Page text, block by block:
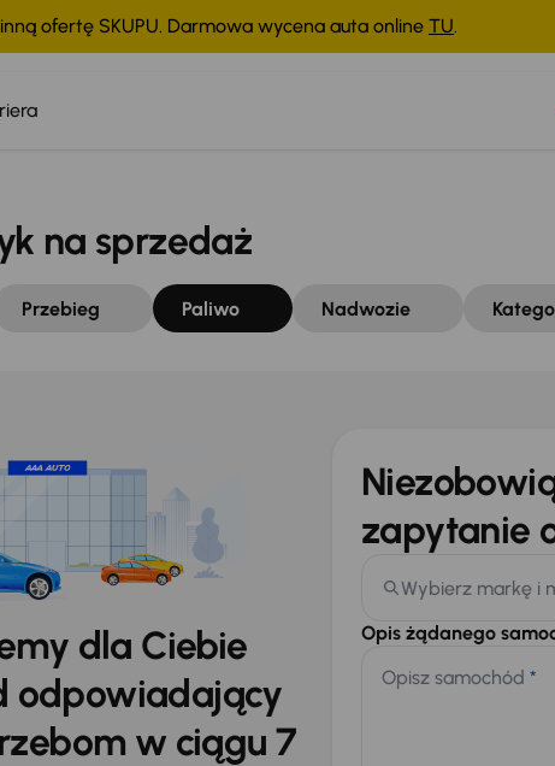
ofertę SKUPU. Darmowa wycena auta online TU.
na sprzedaż
Przebieg Paliwo Nadwozie
dla Ciebie
odpowiadający
w ciągu 7
zapytanie
Wybierz markę i
Opis żądanego
Opisz samochód *